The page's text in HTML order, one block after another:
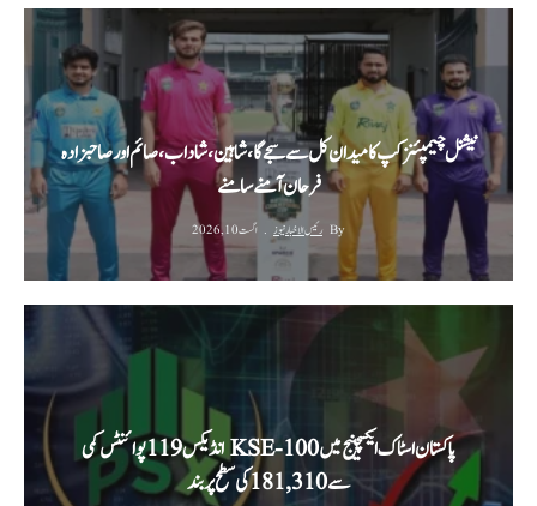
نیشنل چیمپئنز کپ کا میدان کل سے سجے گا، شاہین، شاداب، صائم اور صاحبزادہ
فرحان آمنے سامنے
By رئیس الاخبار نیوز اگست 10, 2026
پاکستان اسٹاک ایکسچینج میں ‫KSE-100 انڈیکس 119 پوائنٹس کمی
سے 181,310 کی سطح پر بند‬